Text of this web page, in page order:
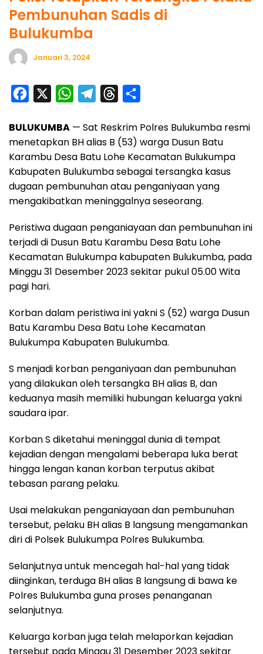
Pembunuhan Sadis di
Bulukumba
Januari 3, 2024
c
e
b
o
o
W
a
t
s
A
p
l
e
g
r
a
r
e
a
d
s
a
r
e
BULUKUMBA — Sat Reskrim Polres Bulukumba resmi
menetapkan BH alias B (53) warga Dusun Batu
Karambu Desa Batu Lohe Kecamatan Bulukumpa
Kabupaten Bulukumba sebagai tersangka kasus
dugaan pembunuhan atau penganiyaan yang
mengakibatkan meninggalnya seseorang.
Peristiwa dugaan penganiayaan dan pembunuhan ini
terjadi di Dusun Batu Karambu Desa Batu Lohe
Kecamatan Bulukumpa kabupaten Bulukumba, pada
Minggu 31 Desember 2023 sekitar pukul 05.00 Wita
pagi hari.
Korban dalam peristiwa ini yakni S (52) warga Dusun
Batu Karambu Desa Batu Lohe Kecamatan
Bulukumpa Kabupaten Bulukumba.
S menjadi korban penganiyaan dan pembunuhan
yang dilakukan oleh tersangka BH alias B, dan
keduanya masih memiliki hubungan keluarga yakni
saudara ipar.
Korban S diketahui meninggal dunia di tempat
kejadian dengan mengalami beberapa luka berat
hingga lengan kanan korban terputus akibat
tebasan parang pelaku.
Usai melakukan penganiayaan dan pembunuhan
tersebut, pelaku BH alias B langsung mengamankan
diri di Polsek Bulukumpa Polres Bulukumba.
Selanjutnya untuk mencegah hal-hal yang tidak
diinginkan, terduga BH alias B langsung di bawa ke
Polres Bulukumba guna proses penanganan
selanjutnya.
Keluarga korban juga telah melaporkan kejadian